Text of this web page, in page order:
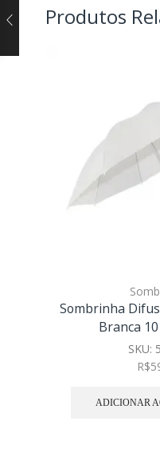
Produtos
Sombrinha
Branca
SKU:
R$
ADICIONAR